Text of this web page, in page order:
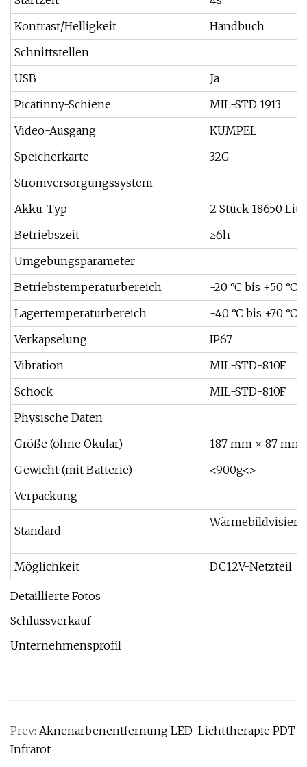
Kontrast/Helligkeit
Handbuch
Schnittstellen
USB
Ja
Picatinny-Schiene
MIL-STD 1913
Video-Ausgang
KUMPEL
Speicherkarte
32G
Stromversorgungssystem
Akku-Typ
2 Stück 18650
Betriebszeit
≥6h
Umgebungsparameter
Betriebstemperaturbereich
-20 °C bis +50 °C
Lagertemperaturbereich
-40 °C bis +70 °C
Verkapselung
IP67
Vibration
MIL-STD-810F
Schock
MIL-STD-810F
Physische Daten
Größe (ohne Okular)
187 mm × 87 mm
Gewicht (mit Batterie)
<900g<>
Verpackung
Standard
Wärmebildvisier,
Möglichkeit DC12V-Netzteil
Detaillierte Fotos
Schlussverkauf
Unternehmensprofil
Prev: Aknenarbenentfernung LED-Lichttherapie PDT
Infrarot